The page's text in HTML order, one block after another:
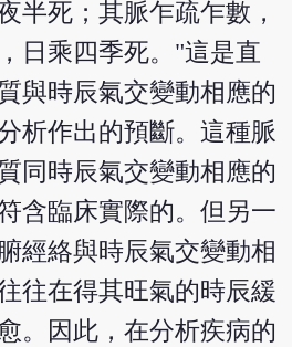
半死；其脈乍疏乍數，
日乘四季死。"這是直
與時辰氣交變動相應的
析作出的預斷。這種脈
同時辰氣交變動相應的
含臨床實際的。但另一
經絡與時辰氣交變動相
往在得其旺氣的時辰緩
。因此，在分析疾病的